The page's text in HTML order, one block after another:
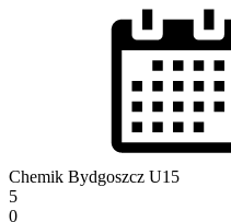
Chemik Bydgoszcz U15
5
0